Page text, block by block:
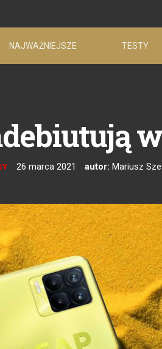
NAJWAŻNIEJSZE TESTY
26 marca 2021 autor: Mariusz